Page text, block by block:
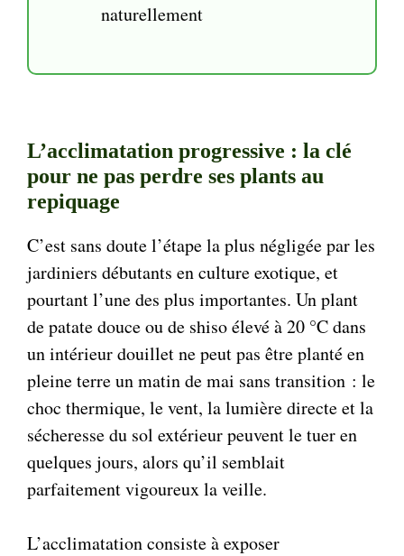
naturellement
L’acclimatation progressive : la clé
pour ne pas perdre ses plants au
repiquage
C’est sans doute l’étape la plus négligée par les
jardiniers débutants en culture exotique, et
pourtant l’une des plus importantes. Un plant
de patate douce ou de shiso élevé à 20 °C dans
un intérieur douillet ne peut pas être planté en
pleine terre un matin de mai sans transition : le
choc thermique, le vent, la lumière directe et la
sécheresse du sol extérieur peuvent le tuer en
quelques jours, alors qu’il semblait
parfaitement vigoureux la veille.
L’acclimatation consiste à exposer